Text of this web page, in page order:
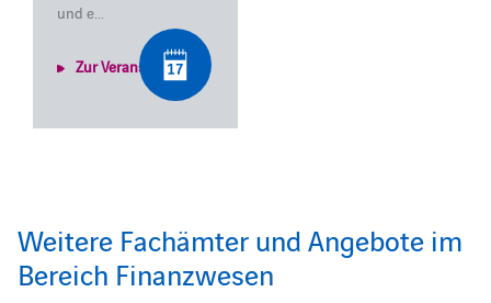
und e...
Zur Veranstaltung
Weitere Fachämter und Angebote im
Bereich Finanzwesen